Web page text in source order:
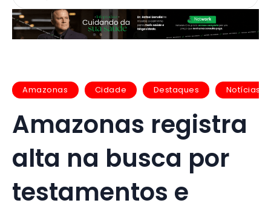
Amazonas Cidade Destaques Notícias
Amazonas registra
alta na busca por
testamentos e